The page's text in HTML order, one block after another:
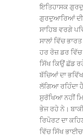
ਇਤਿਹਾਸਕ
ਗੁਰਦੁਆਰਿਆਂ ਦੀ
ਸਾਹਿਬ ਵਰਗੇ
ਸਾਲਾਂ ਵਿੱਚ
ਹਰ ਰੋਜ਼ ਡਰ ਵਿੱਚ
ਸਿੱਖ ਕਿਉਂ ਛੱਡ
ਬੱਚਿਆਂ ਦਾ
ਲੱਗਿਆ ਰਹਿੰਦਾ
ਸੁਰੱਖਿਆ ਨਹੀਂ
ਭੇਜ ਰਹੇ ਨੇ।
ਰਿਪੋਰਟ ਦਾ
ਵਿੱਚ ਸਿੱਖ